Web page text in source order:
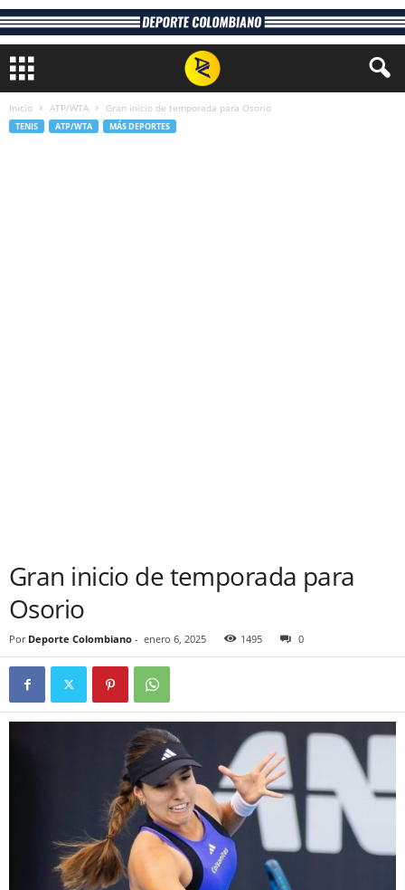
Inicio ATP/WTA Gran inicio de temporada para Osorio
TENIS ATP/WTA MÁS DEPORTES
Gran inicio de temporada para
Osorio
Por Deporte Colombiano - enero 6, 2025 1495 0